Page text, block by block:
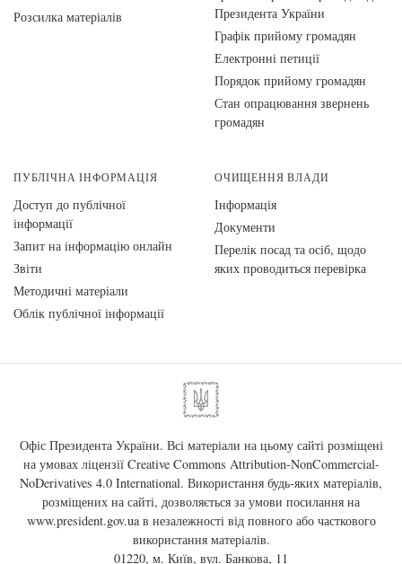
Розсилка матеріалів
Президента України
Графік прийому громадян
Електронні петиції
Порядок прийому громадян
Стан опрацювання звернень
громадян
ПУБЛІЧНА ІНФОРМАЦІЯ
Доступ до публічної
інформації
Запит на інформацію онлайн
Звіти
Методичні матеріали
Облік публічної інформації
ОЧИЩЕННЯ ВЛАДИ
Інформація
Документи
Перелік посад та осіб, щодо
яких проводиться перевірка
Офіс Президента України. Всі матеріали на цьому сайті розміщені
на умовах ліцензії Creative Commons Attribution-NonCommercial-
NoDerivatives 4.0 International. Використання будь-яких матеріалів,
розміщених на сайті, дозволяється за умови посилання на
www.president.gov.uaв незалежності від повного або часткового
використання матеріалів.
01220, м. Київ, вул. Банкова, 11